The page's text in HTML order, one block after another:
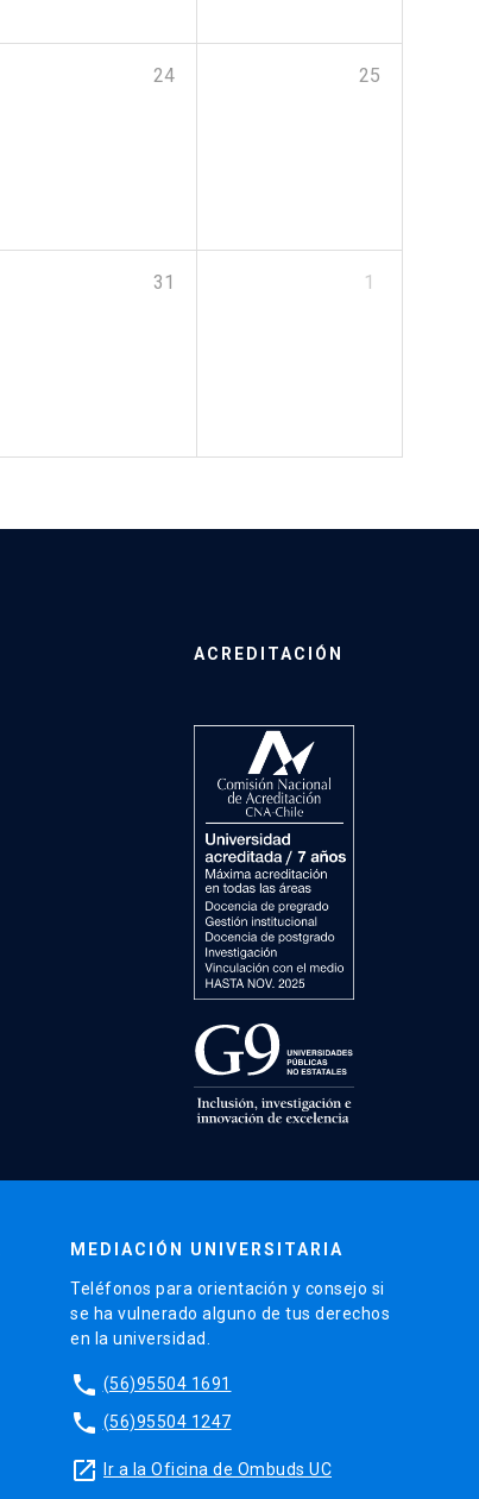
24 25
31 1
ACREDITACIÓN
MEDIACIÓN UNIVERSITARIA
Teléfonos para orientación y consejo si
se ha vulnerado alguno de tus derechos
en la universidad.
phone (56)95504 1691
phone (56)95504 1247
launch Ir a la Oficina de Ombuds UC